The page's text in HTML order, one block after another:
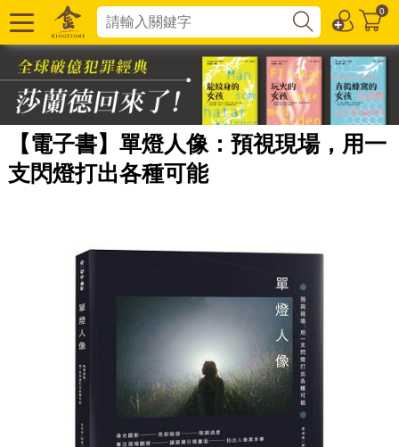
0
【電子書】單燈人像：預視現場，用一
支閃燈打出各種可能